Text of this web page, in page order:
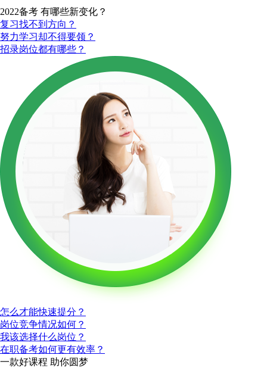
2022备考 有哪些新变化？
复习找不到方向？
努力学习却不得要领？
招录岗位都有哪些？
怎么才能快速提分？
岗位竞争情况如何？
我该选择什么岗位？
在职备考如何更有效率？
一款好课程 助你圆梦